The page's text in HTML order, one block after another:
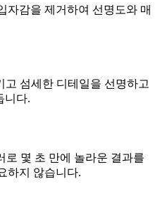
자감을 제거하여 선명도와 매
섬세한 디테일을 선명하고
니다.
로 몇 초 만에 놀라운 결과를
하지 않습니다.